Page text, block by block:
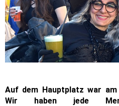
Auf dem Hauptplatz war
Wir haben jede